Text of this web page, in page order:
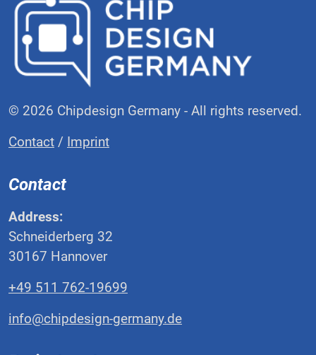
© 2026 Chipdesign Germany - All rights reserved.
Contact / Imprint
Contact
Address:
Schneiderberg 32
30167 Hannover
+49 511 762-19699
info@chipdesign-germany.de